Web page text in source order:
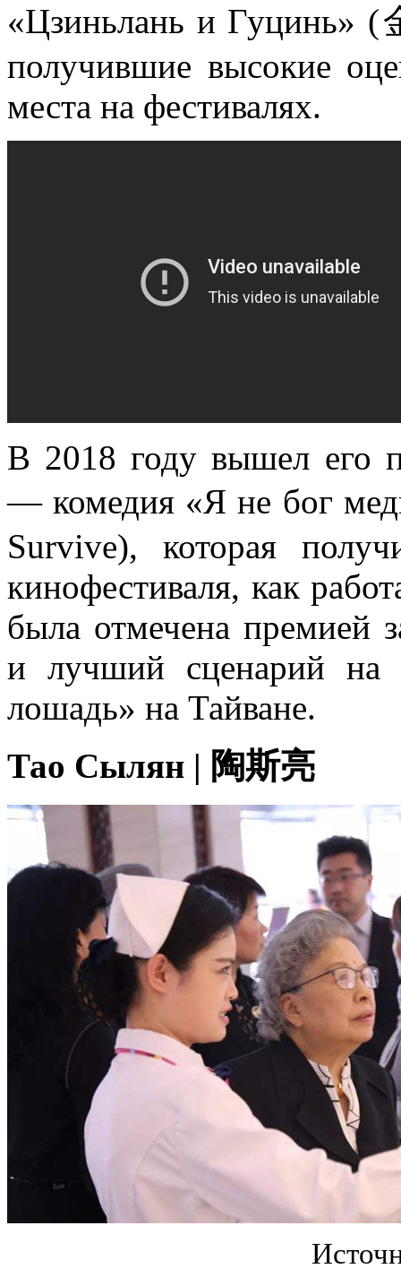
«Цзиньлань и Гуцинь»
получившие высокие
места на фестивалях.
В 2018 году вышел его
— комедия «Я не бог
Survive), которая
кинофестиваля, как
была отмечена премией
и лучший сценарий на
лошадь» на Тайване.
Тао Сылян | 陶斯亮